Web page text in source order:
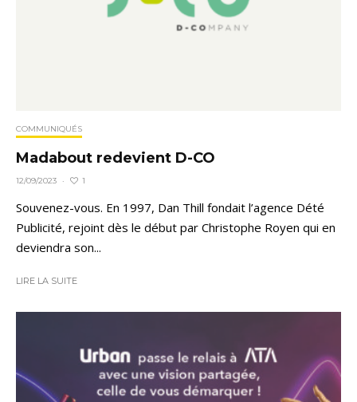
COMMUNIQUÉS
Madabout redevient D-CO
12/09/2023 · 1
Souvenez-vous. En 1997, Dan Thill fondait l’agence Dété
Publicité, rejoint dès le début par Christophe Royen qui en
deviendra son...
LIRE LA SUITE